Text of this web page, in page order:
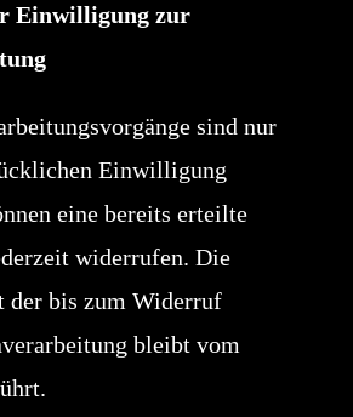
Einwilligung zur
sind nur
Einwilligung
eine bereits erteilte
widerrufen. Die
der bis zum Widerruf
bleibt vom